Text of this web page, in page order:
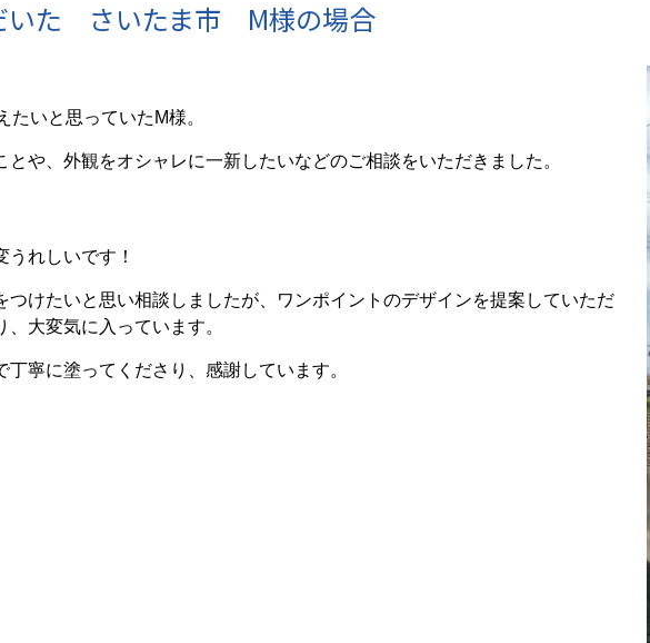
いた さいたま市 M様の場合
いと思っていたM様。
や、外観をオシャレに一新したいなどのご相談をいただきました。
れしいです！
つけたいと思い相談しましたが、ワンポイントのデザインを提案していただ
大変気に入っています。
寧に塗ってくださり、感謝しています。